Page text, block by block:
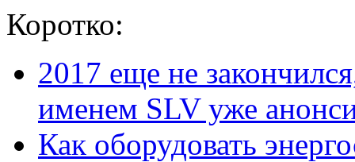
Коротко:
2017 еще не
именем SLV уже
Как оборудовать